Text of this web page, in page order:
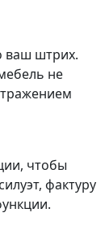
ваш штрих.
не
чтобы
фактуру